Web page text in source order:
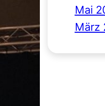
Mai
März